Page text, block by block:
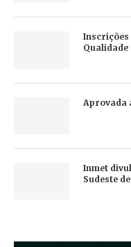
Inscrições
Qualidade
Aprovada
Inmet
Sudeste